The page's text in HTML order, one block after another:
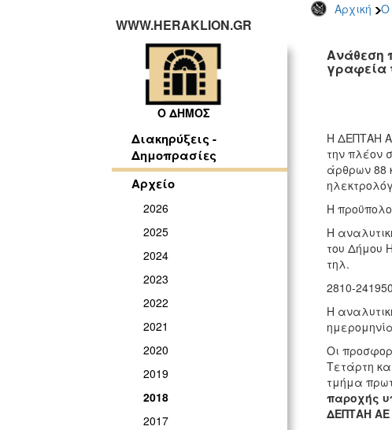
Αρχική Ο
WWW.HERAKLION.GR
Ο ΔΗΜΟΣ
Διακηρύξεις -
Δημοπρασίες
Αρχείο
2026
2025
2024
2023
2022
2021
2020
2019
2018
2017
Ανάθεση
γραφεία
Η ΔΕΠΤΑΗ
την πλέον
άρθρων 88
Η
Η
του Δήμου
τηλ.
2810-
Η
Οι
Τετάρτη
τμήμα
παροχής
ΔΕΠΤΑΗ